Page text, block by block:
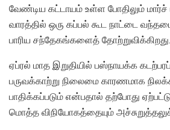
வேண்டிய கட்டாயம் உள்ள போதிலும்
வாரத்தில் ஒரு கப்பல் கூட நாட்டை
பாரிய சந்தேகங்களைத் தோற்றுவிக்கிறது.
ஏப்ரல் மாத இறுதியில் பஸ்நாயக்க
பருவக்காற்று நிலைமை காரணமாக
பாதிக்கப்படும் என்பதால் தற்போது
மொத்த விநியோகத்தையும்